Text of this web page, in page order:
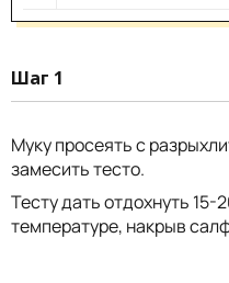
Шаг 1
Муку просеять с
замесить тесто.
Тесту дать отдохнуть 15-
температуре, накрыв